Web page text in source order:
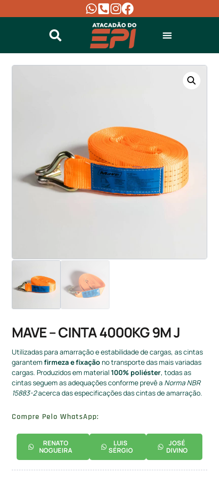
MAVE – CINTA 4000KG 9M J
Utilizadas para amarração e estabilidade de cargas, as cintas
garantem firmeza e fixação no transporte das mais variadas
cargas. Produzidos em material100% poliéster, todas as
cintas seguem as adequações conforme prevê a Norma NBR
15883-2acerca das especificações das cintas de amarração.
Compre Pelo WhatsApp:
RENATO
NOGUEIRA
LUIS
SÉRGIO
JOSÉ
DIVINO